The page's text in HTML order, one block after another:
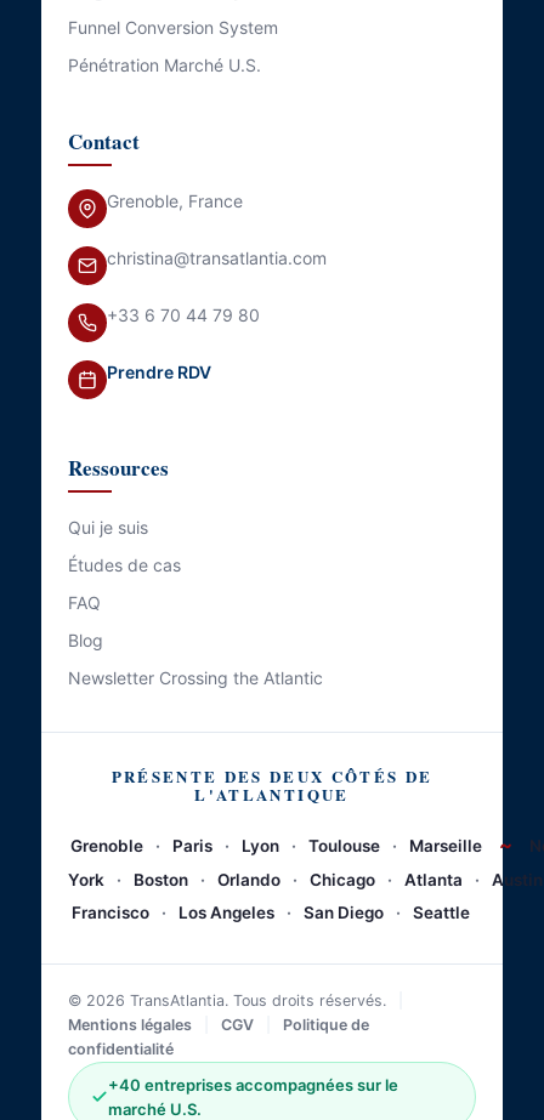
Funnel Conversion System
Pénétration Marché U.S.
Contact
Grenoble, France
christina@transatlantia.com
+33 6 70 44 79 80
Prendre RDV
Ressources
Qui je suis
Études de cas
FAQ
Blog
Newsletter Crossing the Atlantic
PRÉSENTE DES DEUX CÔTÉS DE
L'ATLANTIQUE
Grenoble · Paris · Lyon · Toulouse · Marseille ~
York
· Boston · Orlando · Chicago · Atlanta ·
Austin
Francisco
· Los Angeles · San Diego · Seattle
© 2026 TransAtlantia. Tous droits réservés.
Mentions légales
CGV
Politique de
confidentialité
+40 entreprises accompagnées sur le
marché U.S.